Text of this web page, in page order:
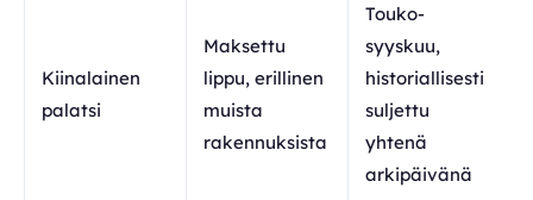
Kiinalainen
palatsi
Maksettu
lippu, erillinen
muista
rakennuksista
Touko-
syyskuu,
historiallisesti
suljettu
yhtenä
arkipäivänä